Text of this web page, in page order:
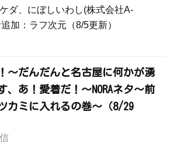
ダ、にぼしいわし(株式会社A-
加：ラフ次元（8/5更新）
！～だんだんと名古屋に何かが湧
、あ！愛着だ！～NORAネタ～前
カミに入れるの巻～（8/29